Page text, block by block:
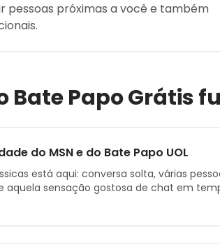
pessoas próximas a você e também
Bate Papo Grátis
do MSN e do Bate Papo UOL
está aqui: conversa solta, várias
aquela sensação gostosa de chat em